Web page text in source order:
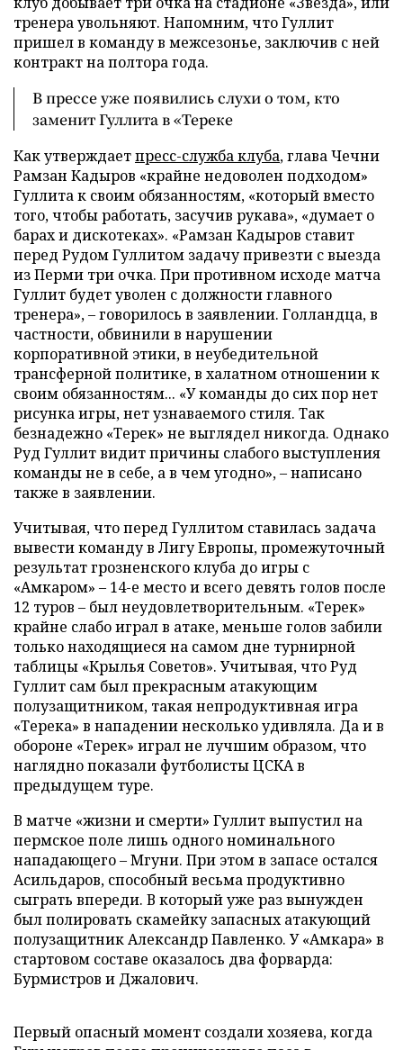
тренера увольняют. Напомним, что Гуллит
пришел в команду в межсезонье, заключив с ней
контракт на полтора года.
В прессе уже появились слухи о том, кто
заменит Гуллита в «Тереке
Как утверждаетпресс-служба клуба, глава Чечни
Рамзан Кадыров «крайне недоволен подходом»
Гуллита к своим обязанностям, «который вместо
того, чтобы работать, засучив рукава», «думает о
барах и дискотеках». «Рамзан Кадыров ставит
перед Рудом Гуллитом задачу привезти с выезда
из Перми три очка. При противном исходе матча
Гуллит будет уволен с должности главного
тренера», – говорилось в заявлении. Голландца, в
частности, обвинили в нарушении
корпоративной этики, в неубедительной
трансферной политике, в халатном отношении к
своим обязанностям... «У команды до сих пор нет
рисунка игры, нет узнаваемого стиля. Так
безнадежно «Терек» не выглядел никогда. Однако
Руд Гуллит видит причины слабого выступления
команды не в себе, а в чем угодно», – написано
также в заявлении.
Учитывая, что перед Гуллитом ставилась задача
вывести команду в Лигу Европы, промежуточный
результат грозненского клуба до игры с
«Амкаром» – 14-е место и всего девять голов после
12 туров – был неудовлетворительным. «Терек»
крайне слабо играл в атаке, меньше голов забили
только находящиеся на самом дне турнирной
таблицы «Крылья Советов». Учитывая, что Руд
Гуллит сам был прекрасным атакующим
полузащитником, такая непродуктивная игра
«Терека» в нападении несколько удивляла. Да и в
обороне «Терек» играл не лучшим образом, что
наглядно показали футболисты ЦСКА в
предыдущем туре.
В матче «жизни и смерти» Гуллит выпустил на
пермское поле лишь одного номинального
нападающего – Мгуни. При этом в запасе остался
Асильдаров, способный весьма продуктивно
сыграть впереди. В который уже раз вынужден
был полировать скамейку запасных атакующий
полузащитник Александр Павленко. У «Амкара» в
стартовом составе оказалось два форварда:
Бурмистров и Джалович.
Первый опасный момент создали хозяева, когда